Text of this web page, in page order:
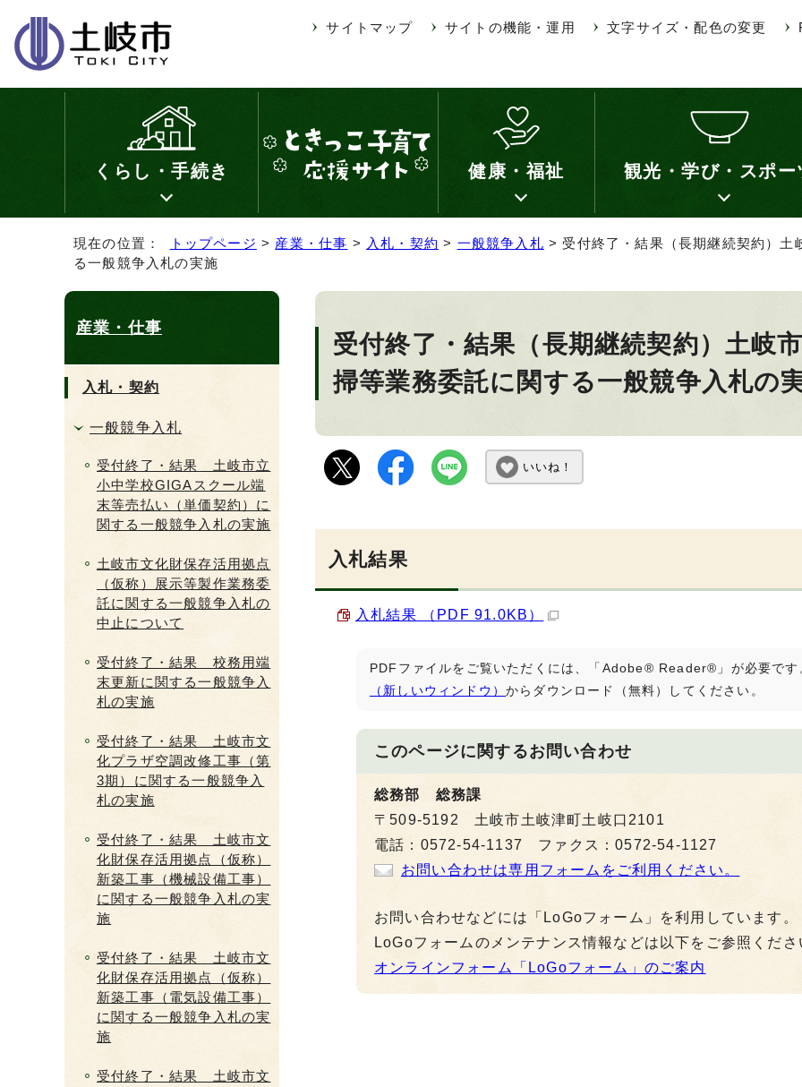
サイトマップ サイトの機能・運用 文字サイズ・配色の変更
くらし・手続き 健康・福祉 観光・学び・スポー
現在の位置： トップページ > 産業・仕事 > 入札・契約 > 一般競争入札 > 受付終了・結果（長期継続契約）
る一般競争入札の実施
受付終了・結果（長期継続契約）土岐
掃等業務委託に関する一般競争入札の
いいね！
入札結果
入札結果 （PDF 91.0KB）
PDFファイルをご覧いただくには、「Adobe® Reader®」が必要です
（新しいウィンドウ） からダウンロード（無料）してください。
このページに関するお問い合わせ
総務部 総務課
〒509-5192 土岐市土岐津町土岐口2101
電話：0572-54-1137 ファクス：0572-54-1127
お問い合わせは専用フォームをご利用ください。
お問い合わせなどには「LoGoフォーム」を利用しています。
LoGoフォームのメンテナンス情報などは以下をご参照くださ
オンラインフォーム「LoGoフォーム」のご案内
産業・仕事
入札・契約
一般競争入札
受付終了・結果 土岐市立
小中学校GIGAスクール端
末等売払い（単価契約）に
関する一般競争入札の実施
土岐市文化財保存活用拠点
（仮称）展示等製作業務委
託に関する一般競争入札の
中止について
受付終了・結果 校務用端
末更新に関する一般競争入
札の実施
受付終了・結果 土岐市文
化プラザ空調改修工事（第
3期）に関する一般競争入
札の実施
受付終了・結果 土岐市文
化財保存活用拠点（仮称）
新築工事（機械設備工事）
に関する一般競争入札の実
施
受付終了・結果 土岐市文
化財保存活用拠点（仮称）
新築工事（電気設備工事）
に関する一般競争入札の実
施
受付終了・結果 土岐市文